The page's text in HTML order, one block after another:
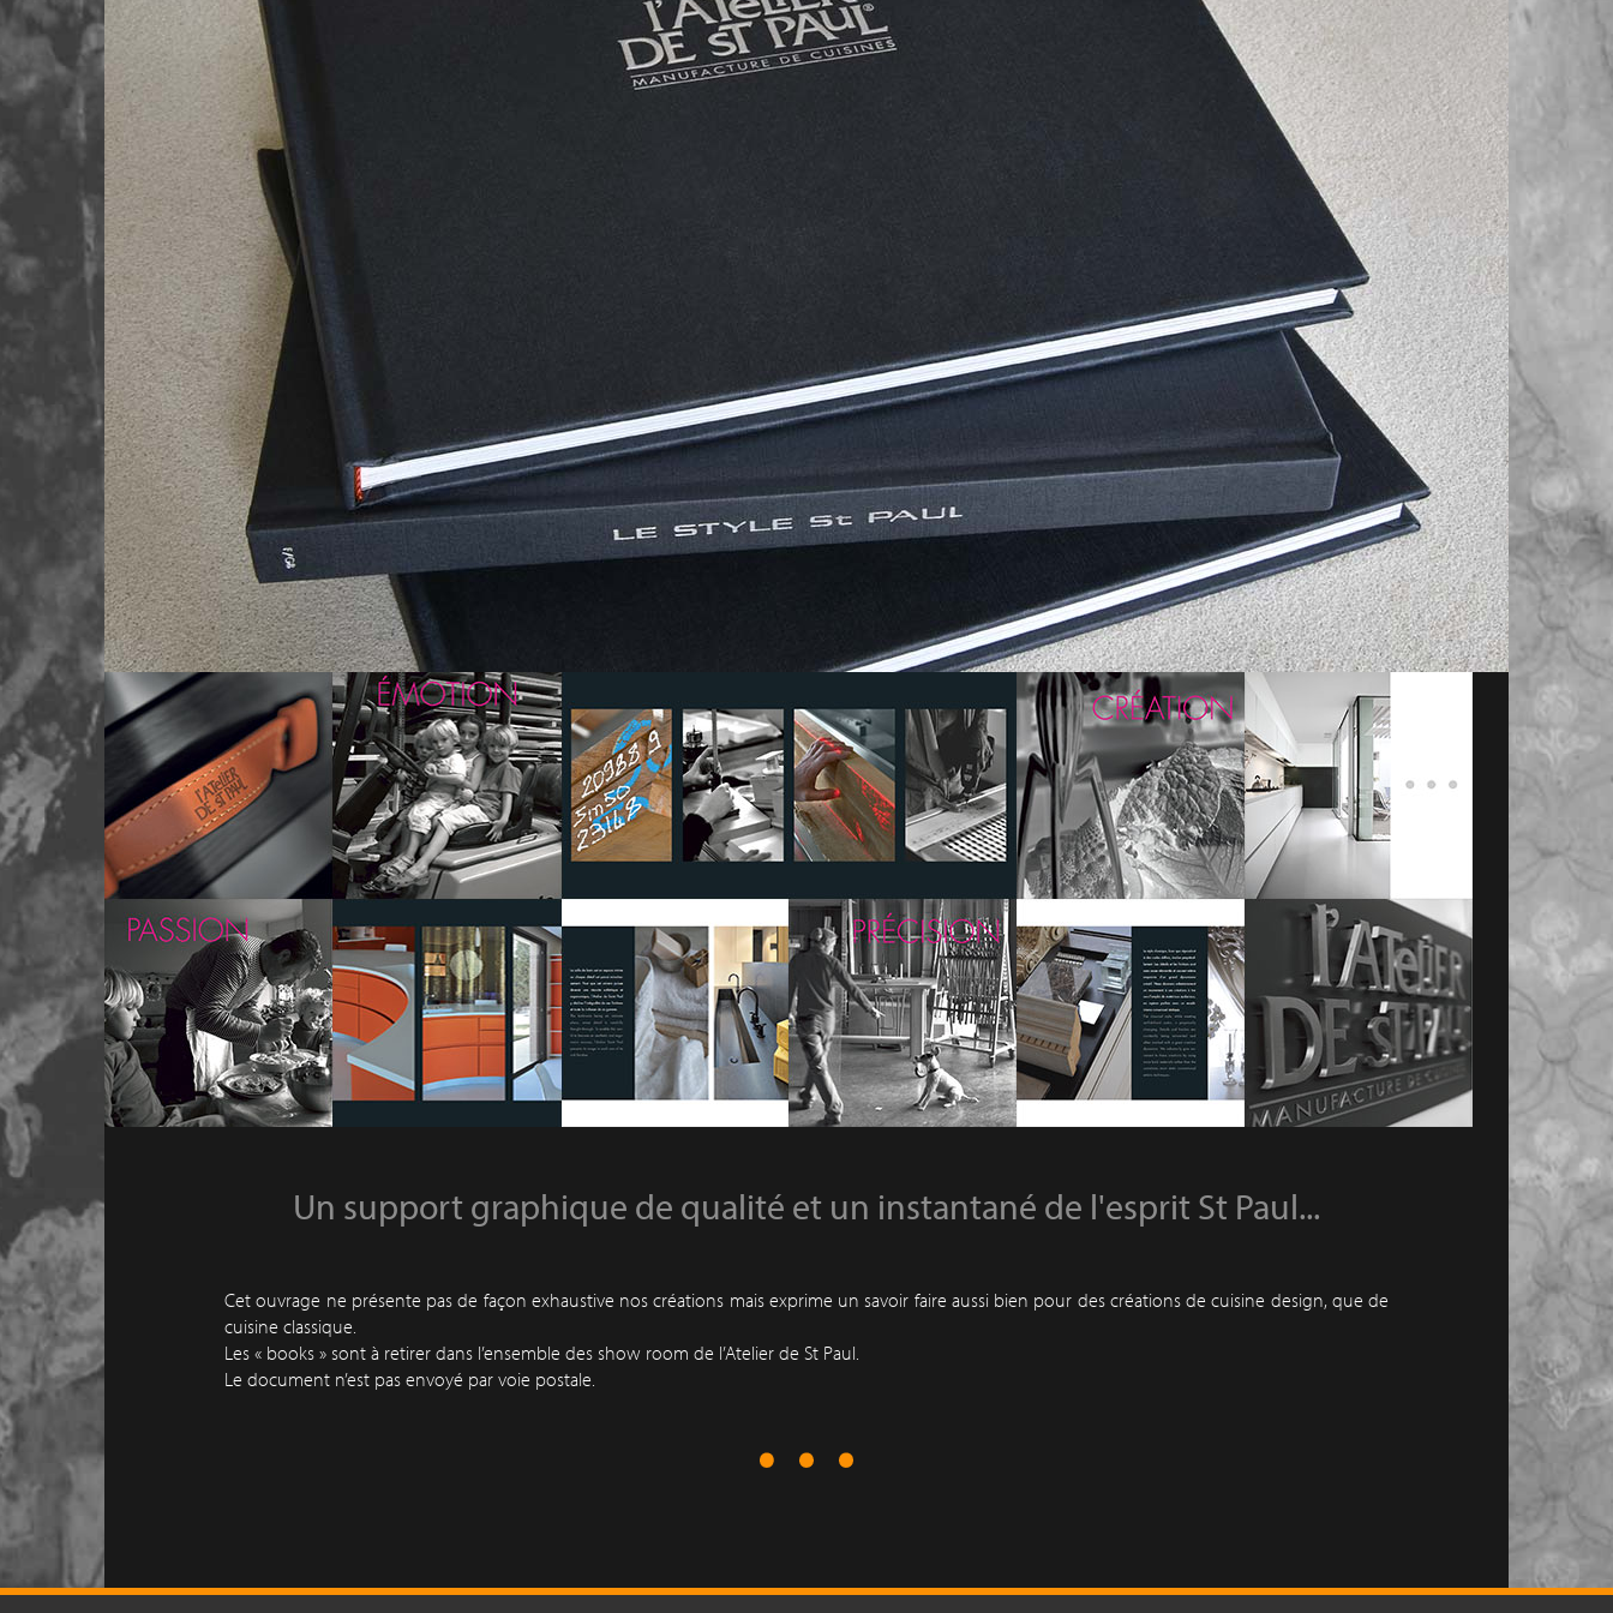
Un support graphique de qualité et un instantané de l'esprit St Paul...
Cet ouvrage ne présente pas de façon exhaustive nos créations mais exprime un savoir faire aussi bien pour des créations de cuisine design, que de
cuisine classique.
Les « books » sont à retirer dans l’ensemble des show room de l’Atelier de St Paul.
Le document n’est pas envoyé par voie postale.